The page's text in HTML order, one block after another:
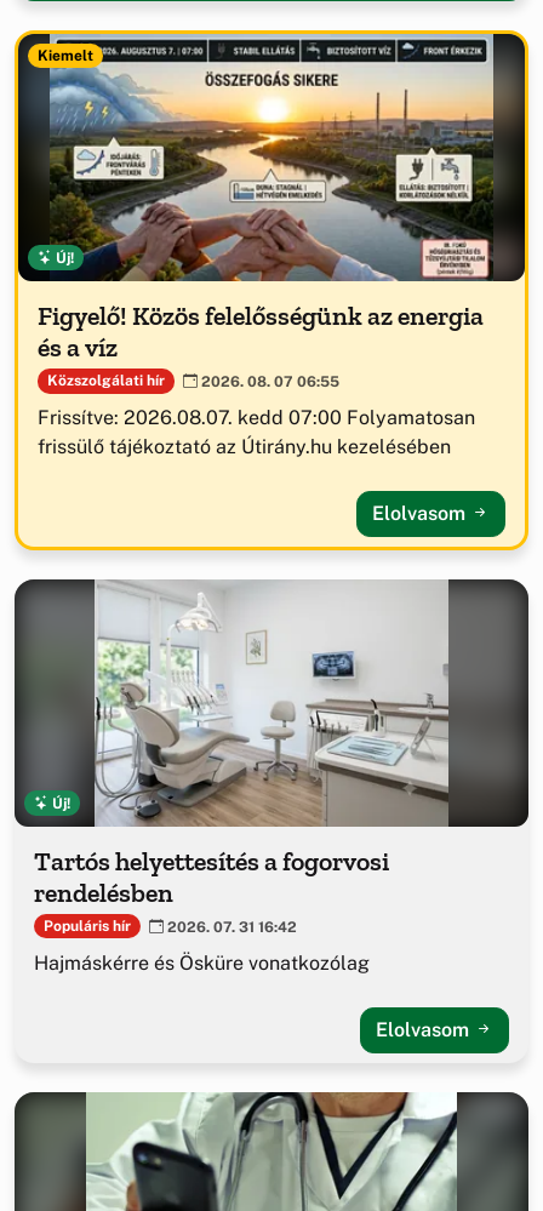
Kiemelt
Új!
Figyelő! Közös felelősségünk az energia
és a víz
Közszolgálati hír 2026. 08. 07 06:55
Frissítve: 2026.08.07. kedd 07:00 Folyamatosan
frissülő tájékoztató az Útirány.hu kezelésében
Elolvasom
Új!
Tartós helyettesítés a fogorvosi
rendelésben
Populáris hír 2026. 07. 31 16:42
Hajmáskérre és Ösküre vonatkozólag
Elolvasom